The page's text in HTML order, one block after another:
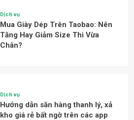
Dịch vụ
Mua Giày Dép Trên Taobao: Nên
Tăng Hay Giảm Size Thì Vừa
Chân?
Dịch vụ
Hướng dẫn săn hàng thanh lý, xả
kho giá rẻ bất ngờ trên các app